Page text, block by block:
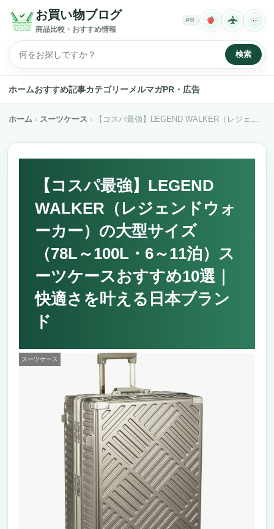
お買い物ブログ
商品比較・おすすめ情報
検索
PR
ホームおすすめ記事カテゴリーメルマガPR・広告
ホーム スーツケース 【コスパ最強】LEGEND WALKER（レジェンドウォーカー）の大型サイズ（78L～100L・6～11泊）スーツケースおすすめ10選｜快適さを叶える日本ブランド
【コスパ最強】LEGEND
WALKER（レジェンドウォ
ーカー）の大型サイズ
（78L～100L・6～11泊）ス
ーツケースおすすめ10選｜
快適さを叶える日本ブラン
ド
スーツケース